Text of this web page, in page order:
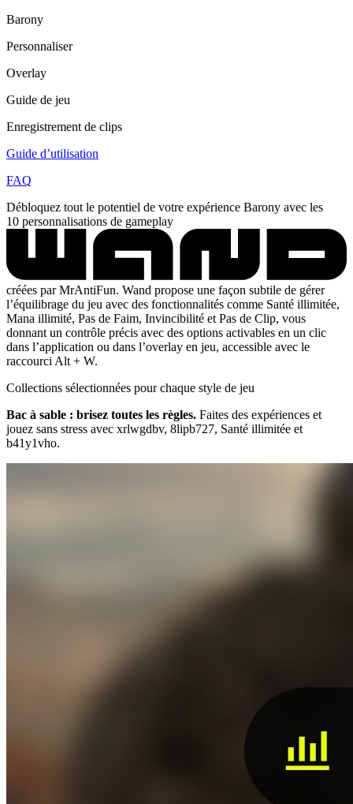
Barony
Personnaliser
Overlay
Guide de jeu
Enregistrement de clips
Guide d’utilisation
FAQ
Débloquez tout le potentiel de votre expérience Barony avec les
10 personnalisations de gameplay
créées par MrAntiFun. Wand propose une façon subtile de gérer
l’équilibrage du jeu avec des fonctionnalités comme Santé illimitée,
Mana illimité, Pas de Faim, Invincibilité et Pas de Clip, vous
donnant un contrôle précis avec des options activables en un clic
dans l’application ou dans l’overlay en jeu, accessible avec le
raccourci Alt + W.
Collections sélectionnées pour chaque style de jeu
Bac à sable : brisez toutes les règles. Faites des expériences et
jouez sans stress avec xrlwgdbv, 8lipb727, Santé illimitée et
b41y1vho.